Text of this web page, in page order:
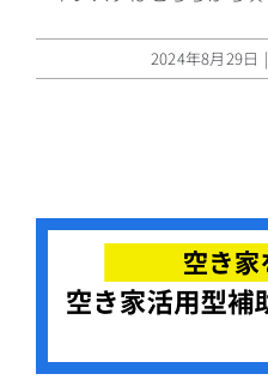
2024年8月29日 |